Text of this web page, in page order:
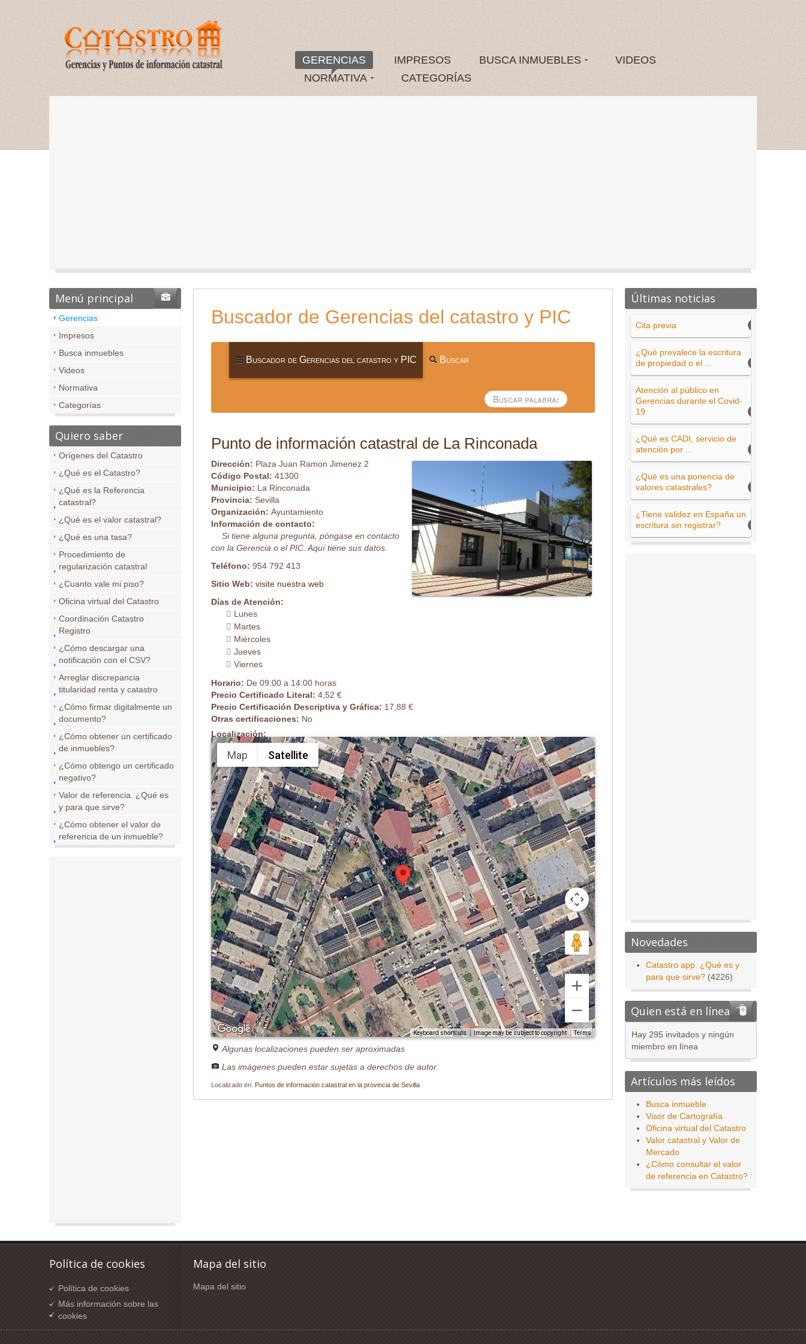
GERENCIAS IMPRESOS BUSCA INMUEBLES
VIDEOS
NORMATIVA
CATEGORÍAS
Buscador de Gerencias del catastro y PIC
Buscador de Gerencias del catastro y PIC Buscar
Punto de información catastral de La Rinconada
Dirección: Plaza Juan Ramon Jimenez 2
Código Postal: 41300
Municipio: La Rinconada
Provincia: Sevilla
Organización: Ayuntamiento
Información de contacto:
Si tiene alguna pregunta, póngase en contacto
con la Gerencia o el PIC. Aquí tiene sus datos.
Teléfono: 954 792 413
Sitio Web: visite nuestra web
Días de Atención:
Lunes
Martes
Miércoles
Jueves
Viernes
Horario: De 09:00 a 14:00 horas
Precio Certificado Literal: 4,52 €
Precio Certificación Descriptiva y Gráfica: 17,88 €
Otras certificaciones: No
Localización:
Map Satellite
Keyboard shortcuts Image may be subject to copyright Terms
Algunas localizaciones pueden ser aproximadas
Las imágenes pueden estar sujetas a derechos de autor.
Localizado en: Puntos de información catastral en la provincia de Sevilla
Menú principal
Gerencias
Impresos
Busca inmuebles
Videos
Normativa
Categorías
Quiero saber
Orígenes del Catastro
¿Qué es el Catastro?
¿Qué es la Referencia
catastral?
¿Qué es el valor catastral?
¿Qué es una tasa?
Procedimiento de
regularización catastral
¿Cuanto vale mi piso?
Oficina virtual del Catastro
Coordinación Catastro
Registro
¿Cómo descargar una
notificación con el CSV?
Arreglar discrepancia
titularidad renta y catastro
¿Cómo firmar digitalmente un
documento?
¿Cómo obtener un certificado
de inmuebles?
¿Cómo obtengo un certificado
negativo?
Valor de referencia. ¿Qué es
y para que sirve?
¿Cómo obtener el valor de
referencia de un inmueble?
Últimas noticias
Cita previa
¿Qué prevalece la escritura
de propiedad o el ...
Atención al público en
Gerencias durante el Covid-
19
¿Qué es CADI, servicio de
atención por ...
¿Qué es una ponencia de
valores catastrales?
¿Tiene validez en España un
escritura sin registrar?
Novedades
Catastro app. ¿Qué es y
para que sirve? (4226)
Quien está en línea
Hay 295 invitados y ningún
miembro en línea
Artículos más leídos
Busca inmueble
Visor de Cartografía
Oficina virtual del Catastro
Valor catastral y Valor de
Mercado
¿Cómo consultar el valor
de referencia en Catastro?
Política de cookies
Política de cookies
Más información sobre las
cookies
Mapa del sitio
Mapa del sitio